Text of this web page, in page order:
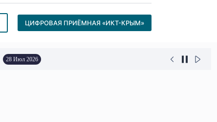
ЦИФРОВАЯ ПРИЁМНАЯ «ИКТ-КРЫМ»
28 Июл 2026